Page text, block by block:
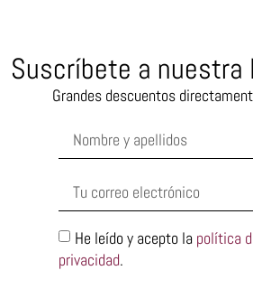
Suscríbete a
Grandes descuentos
He leído y acepto la política
privacidad.